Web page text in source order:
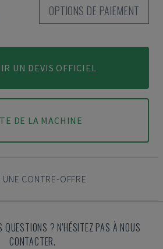
OPTIONS DE PAIEMENT
UN DEVIS OFFICIEL
DE LA MACHINE
UNE CONTRE-OFFRE
QUESTIONS ? N'HÉSITEZ PAS À NOUS
CONTACTER.